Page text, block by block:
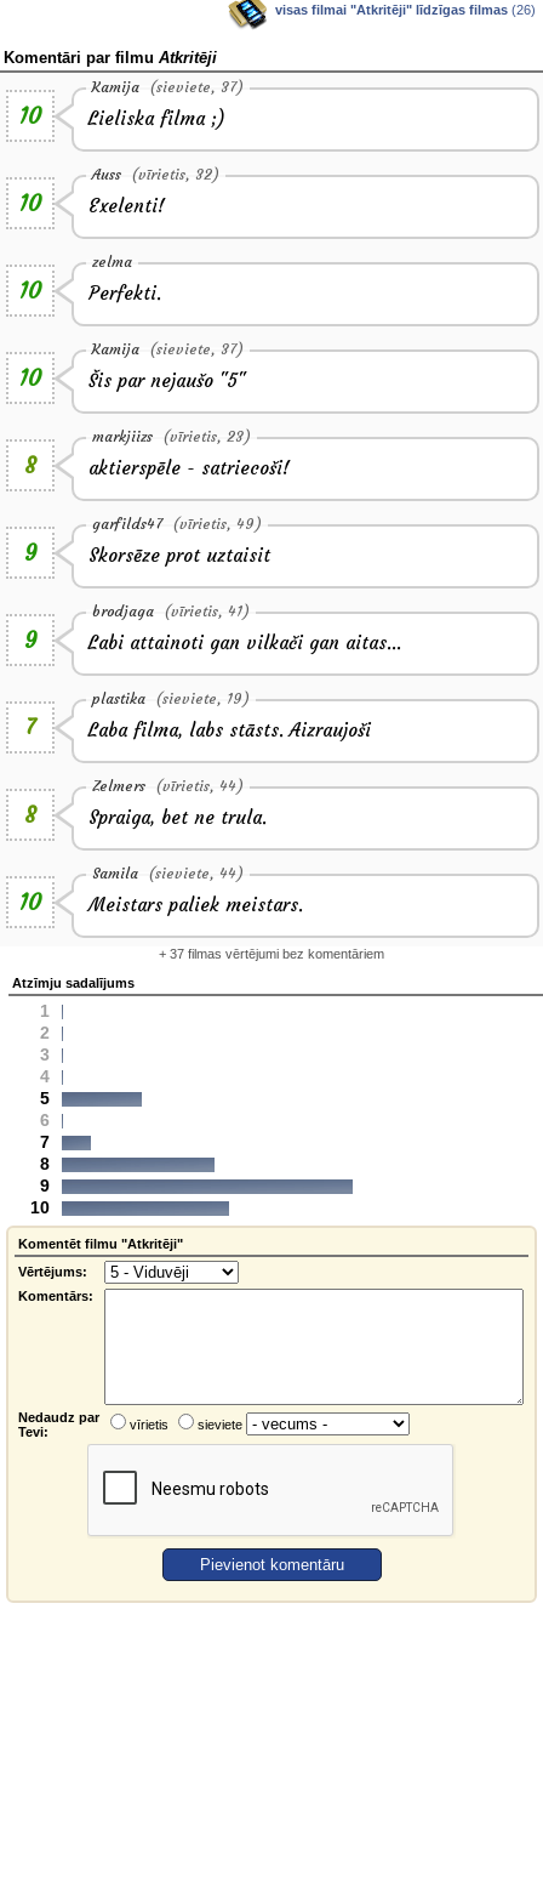
visas filmai "Atkritēji" līdzīgas filmas (26)
Komentāri par filmu Atkritēji
10
Kamija (sieviete, 37)
Lieliska filma ;)
10
Auss (vīrietis, 32)
Exelenti!
10
zelma
Perfekti.
10
Kamija (sieviete, 37)
Šis par nejaušo "5"
8
markjiizs (vīrietis, 23)
aktierspēle - satriecoši!
9
garfilds47 (vīrietis, 49)
Skorsēze prot uztaisit
9
brodjaga (vīrietis, 41)
Labi attainoti gan vilkači gan aitas...
7
plastika (sieviete, 19)
Laba filma, labs stāsts. Aizraujoši
8
Zelmers (vīrietis, 44)
Spraiga, bet ne trula.
10
Samila (sieviete, 44)
Meistars paliek meistars.
+ 37 filmas vērtējumi bez komentāriem
Atzīmju sadalījums
1
2
3
4
5
6
7
8
9
10
Komentēt filmu "Atkritēji"
Vērtējums:
Komentārs:
Nedaudz par
Tevi:
vīrietis sieviete